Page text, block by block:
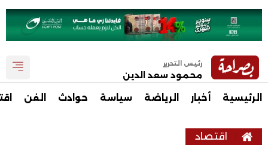
رئيس التحرير
محمود سعد الدين
الرئيسية أخبار الرياضة سياسة حوادث الفن
اقتصاد